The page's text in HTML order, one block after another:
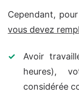
Cependant,
vous devez
Avoir
heures),
considérée